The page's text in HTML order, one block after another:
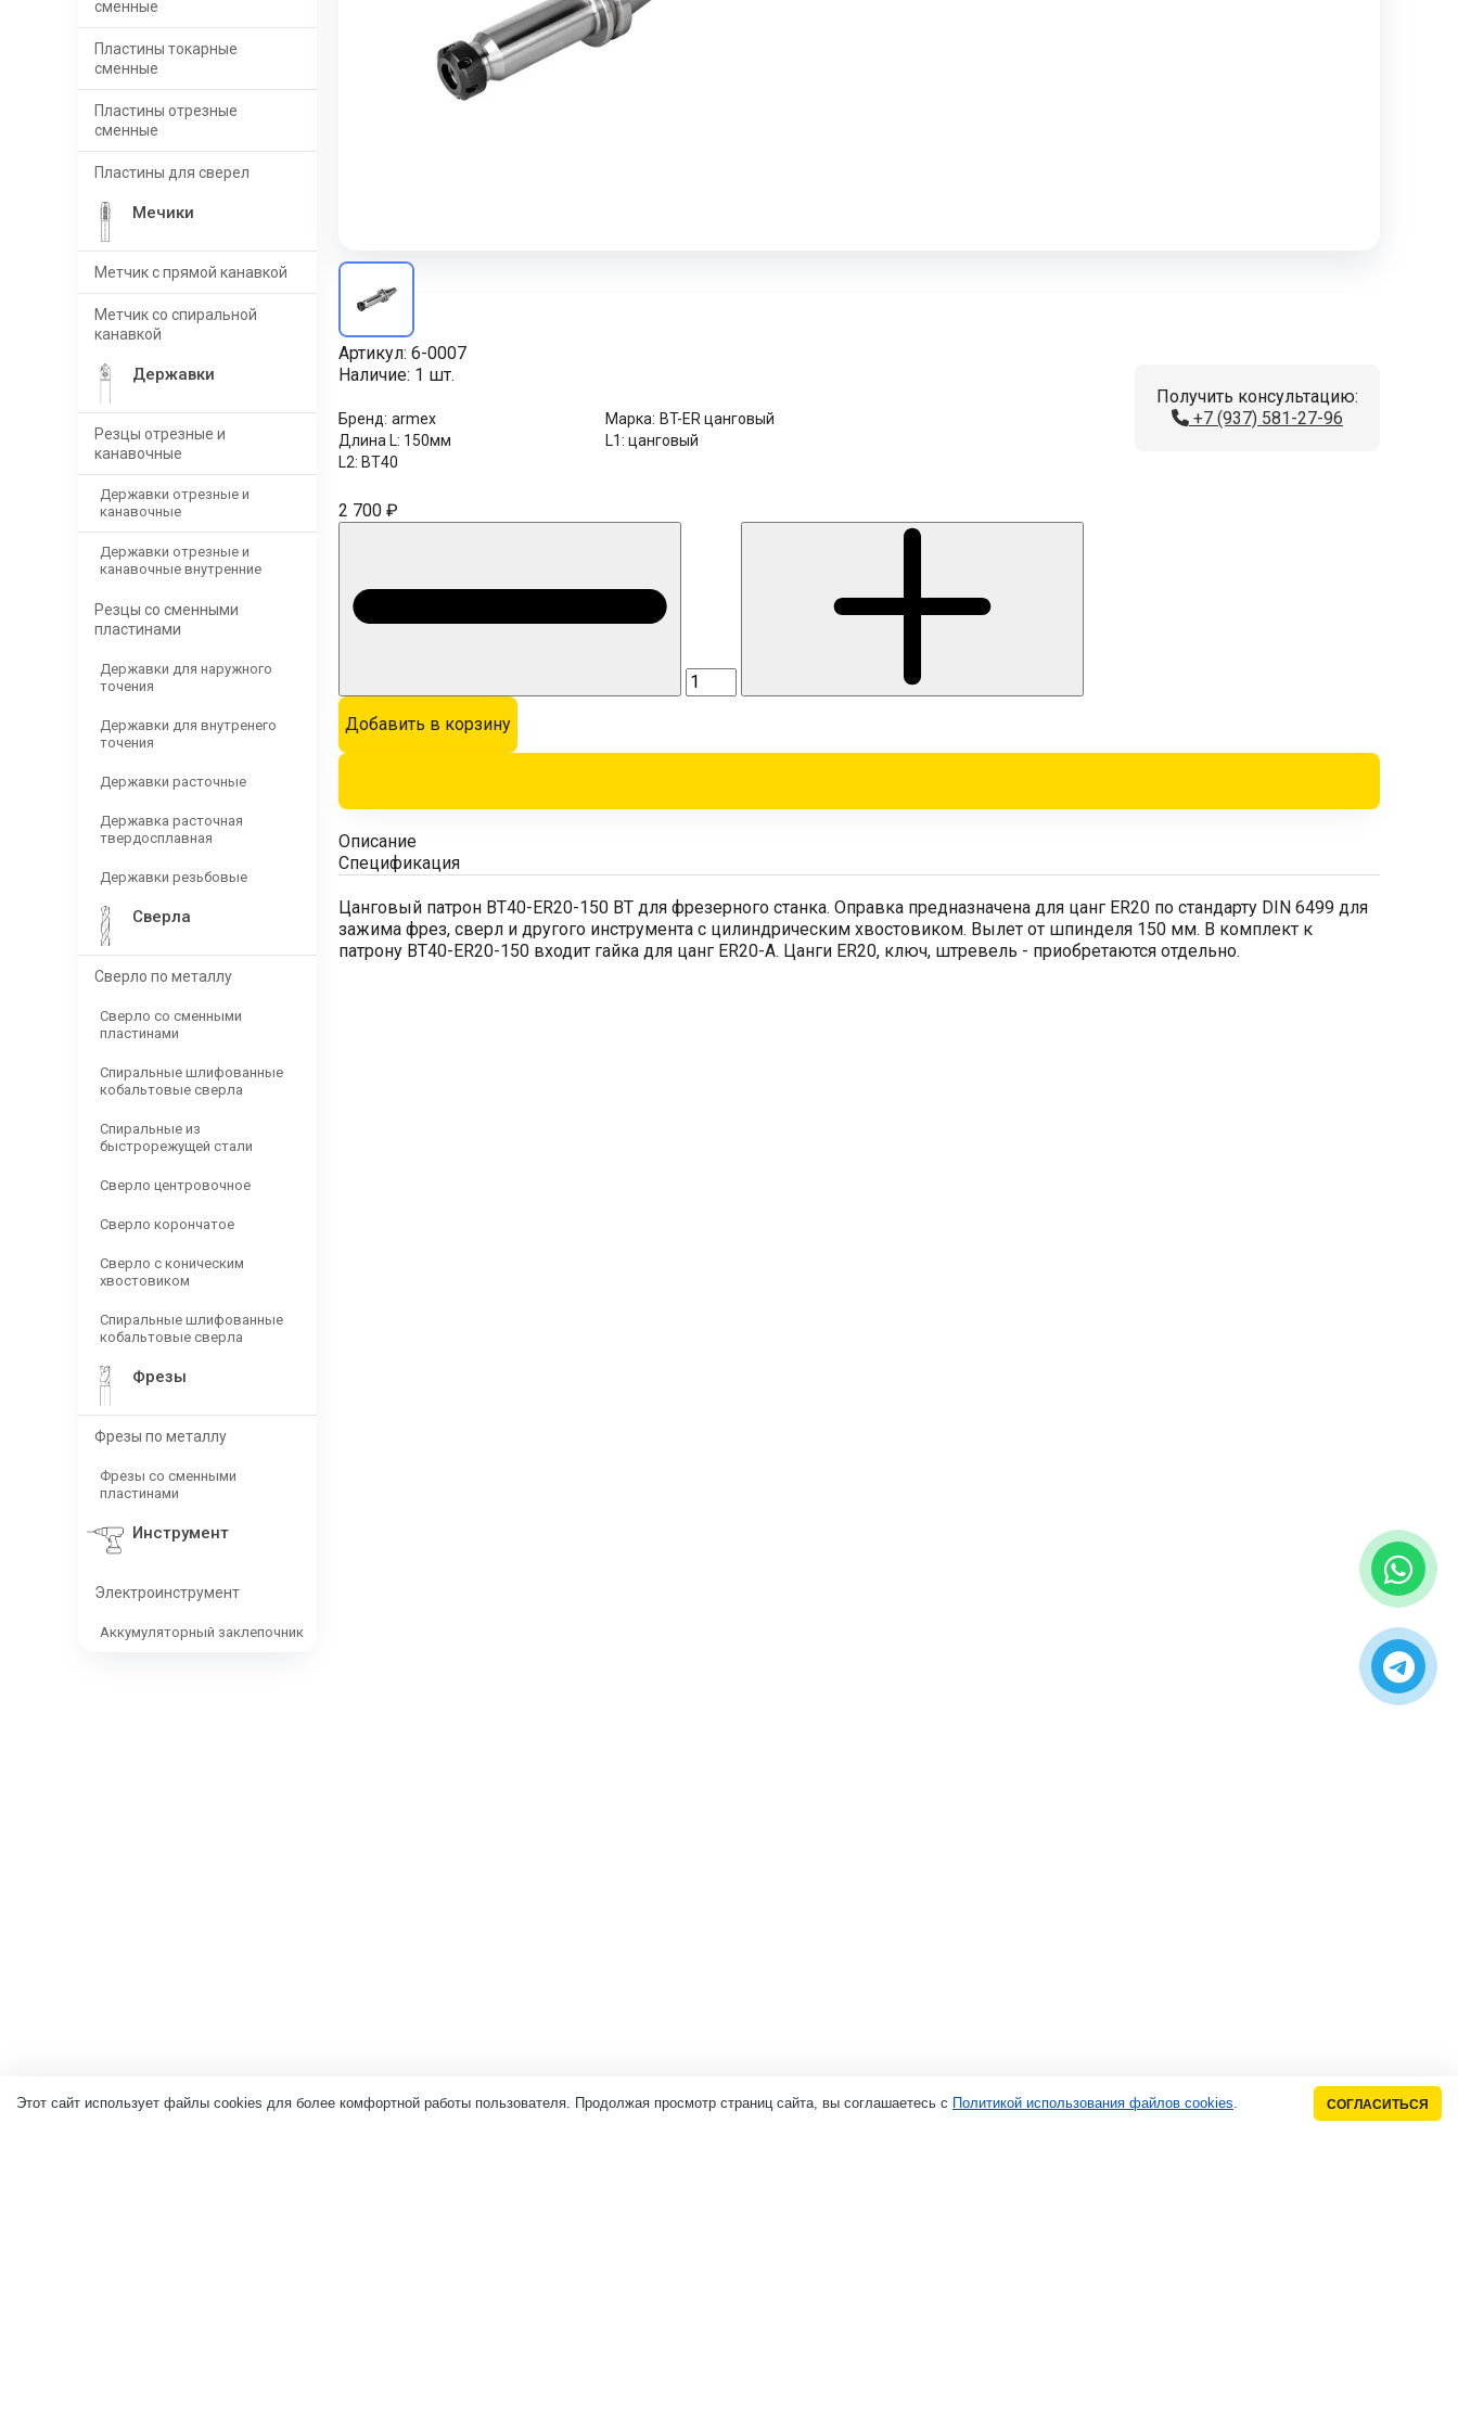
сменные
Пластины токарные
сменные
Пластины отрезные
сменные
Пластины для сверел
Мечики
Метчик с прямой канавкой
Метчик со спиральной
канавкой
Державки
Резцы отрезные и
канавочные
Державки отрезные и
канавочные
Державки отрезные и
канавочные внутренние
Резцы со сменными
пластинами
Державки для наружного
точения
Державки для внутренего
точения
Державки расточные
Державка расточная
твердосплавная
Державки резьбовые
Сверла
Сверло по металлу
Сверло со сменными
пластинами
Спиральные шлифованные
кобальтовые сверла
Спиральные из
быстрорежущей стали
Сверло центровочное
Сверло корончатое
Сверло с коническим
хвостовиком
Спиральные шлифованные
кобальтовые сверла
Фрезы
Фрезы по металлу
Фрезы со сменными
пластинами
Инструмент
Электроинструмент
Аккумуляторный заклепочник
Получить консультацию:
+7 (937) 581-27-96
Артикул: 6-0007
Наличие: 1 шт.
Бренд: armex Марка: BT-ER цанговый
Длина L: 150мм L1: цанговый
L2: BT40
2 700 ₽
Добавить в корзину
Описание
Спецификация
Цанговый патрон BT40-ER20-150 BT для фрезерного станка. Оправка предназначена для цанг ER20 по стандарту DIN 6499 для
зажима фрез, сверл и другого инструмента с цилиндрическим хвостовиком. Вылет от шпинделя 150 мм. В комплект к
патрону BT40-ER20-150 входит гайка для цанг ER20-A. Цанги ER20, ключ, штревель - приобретаются отдельно.
Этот сайт использует файлы cookies для более комфортной работы пользователя. Продолжая просмотр страниц сайта, вы соглашаетесь с Политикой использования файлов cookies. СОГЛАСИТЬСЯ